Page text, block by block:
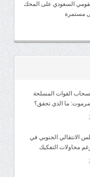
السعودي على المحك
مستمرة
القوات المسلحة
ما الذي تحقق؟
الانتقالي الجنوبي في
محاولات التفكيك